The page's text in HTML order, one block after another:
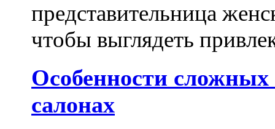
представительница
чтобы выглядеть
Особенности
салонах